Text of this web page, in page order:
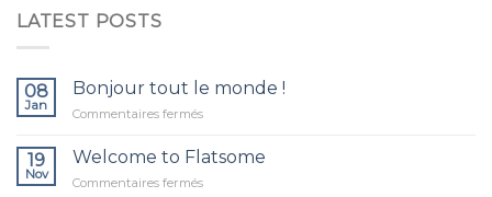
LATEST POSTS
08
Jan
Bonjour tout le monde !
Commentaires ferméssur
tout
monde !
19
Nov
Welcome to Flatsome
Commentaires ferméssur